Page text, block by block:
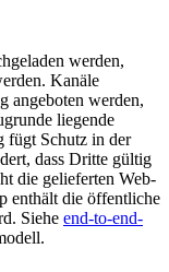
werden,
Kanäle
angeboten werden,
liegende
fügt Schutz in der
dass Dritte gültig
die gelieferten Web-
enthält die öffentliche
Siehe end-to-end-